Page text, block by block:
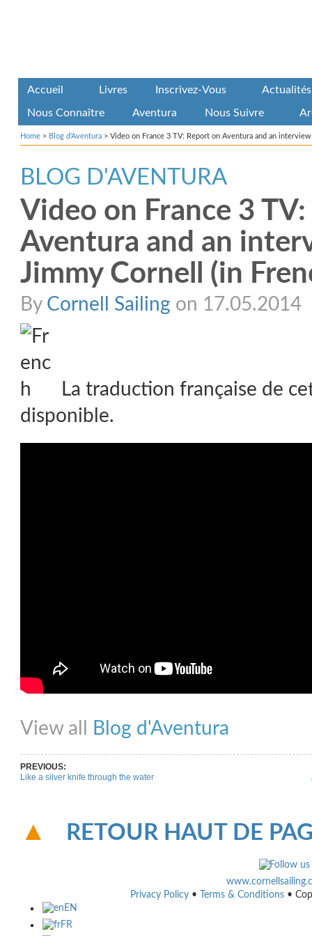
Accueil Livres Inscrivez-Vous Actualités
Nous Connaître Aventura Nous Suivre
Home > Blog d'Aventura > Video on France 3 TV: Report on Aventura and an
BLOG D'AVENTURA
Video on France 3
Aventura and an
Jimmy Cornell (in
By Cornell Sailing on 17.05.2014
La traduction française de
disponible.
View all Blog d'Aventura
PREVIOUS:
Like a silver knife through the water
RETOUR HAUT DE
Privacy Policy • Terms & Conditions •
EN
FR